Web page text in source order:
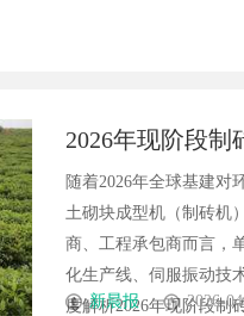
2026年现阶段
资回报率的终极
随着2026年全球基建对
土砌块成型机（制砖机
商、工程承包商而言，
化生产线、伺服振动技
度解析2026年现阶段制
新晨报 2026-